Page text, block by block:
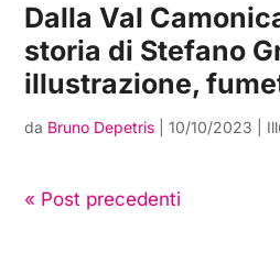
Dalla Val
storia di Stefano
illustrazione,
da Bruno Depetris |10/10/2023
« Post precedenti